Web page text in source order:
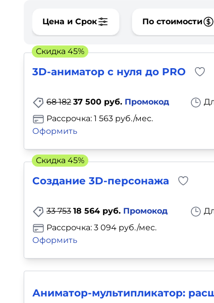
Цена и Срок По стоимости
3D-аниматор с нуля до PRO
68 182 37 500 руб. Промокод
Рассрочка: 1 563 руб./мес.
Оформить
Скидка 45%
Создание 3D-персонажа
33 753 18 564 руб. Промокод
Рассрочка: 3 094 руб./мес.
Оформить
Скидка 45%
Аниматор-мультипликатор:
Видео, фото, аудио
Маркетинг
Иностранный язык
Для детей
Красота, здоровье, фитнес
Психология и
Прочее
Тесты на профориентацию